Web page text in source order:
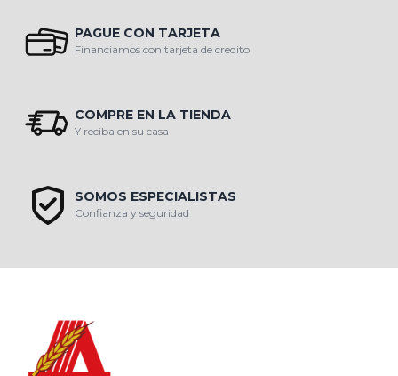
PAGUE CON TARJETA
Financiamos con tarjeta de credito
COMPRE EN LA TIENDA
Y reciba en su casa
SOMOS ESPECIALISTAS
Confianza y seguridad